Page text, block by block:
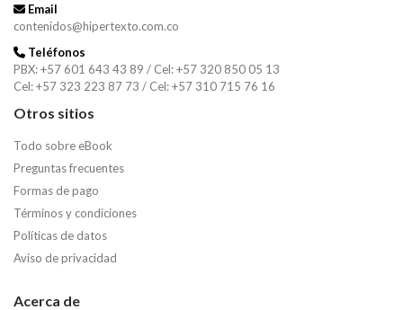
Email
contenidos@hipertexto.com.co
Teléfonos
PBX: +57 601 643 43 89 / Cel: +57 320 850 05 13
Cel: +57 323 223 87 73 / Cel: +57 310 715 76 16
Otros sitios
Todo sobre eBook
Preguntas frecuentes
Formas de pago
Términos y condiciones
Políticas de datos
Aviso de privacidad
Acerca de